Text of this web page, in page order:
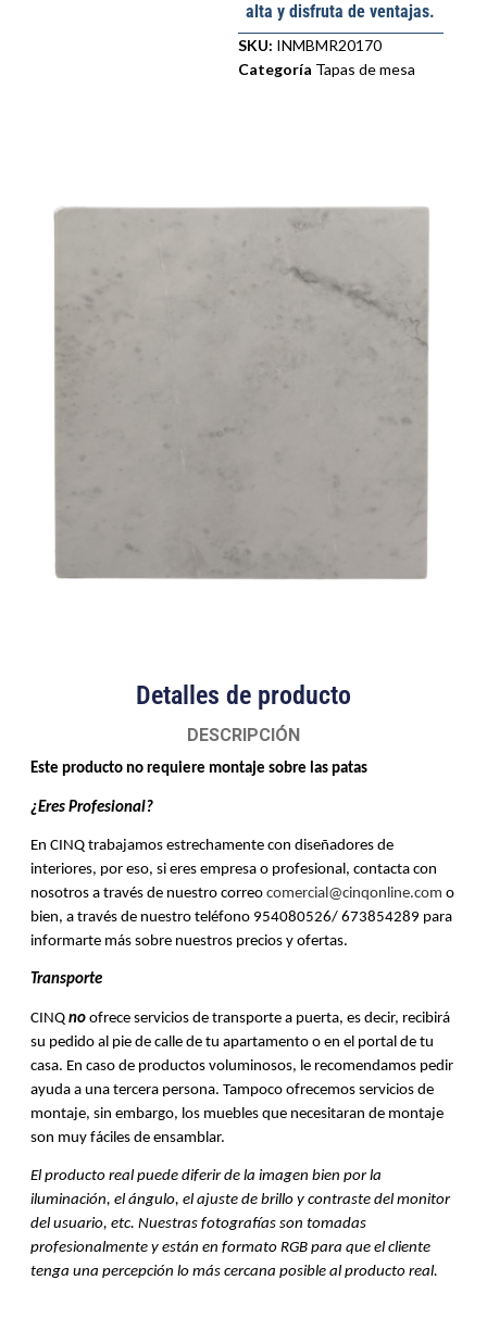
alta y disfruta de ventajas.
SKU: INMBMR20170
Categoría Tapas de mesa
Detalles de producto
DESCRIPCIÓN
Este producto no requiere montaje sobre las patas
¿Eres Profesional?
En CINQ trabajamos estrechamente con diseñadores de
interiores, por eso, si eres empresa o profesional, contacta con
nosotros a través de nuestro correocomercial@cinqonline.com o
bien, a través de nuestro teléfono 954080526/ 673854289 para
informarte más sobre nuestros precios y ofertas.
Transporte
CINQno ofrece servicios de transporte a puerta, es decir, recibirá
su pedido al pie de calle de tu apartamento o en el portal de tu
casa. En caso de productos voluminosos, le recomendamos pedir
ayuda a una tercera persona. Tampoco ofrecemos servicios de
montaje, sin embargo, los muebles que necesitaran de montaje
son muy fáciles de ensamblar.
El producto real puede diferir de la imagen bien por la
iluminación, el ángulo, el ajuste de brillo y contraste del monitor
del usuario, etc. Nuestras fotografías son tomadas
profesionalmente y están en formato RGB para que el cliente
tenga una percepción lo más cercana posible al producto real.